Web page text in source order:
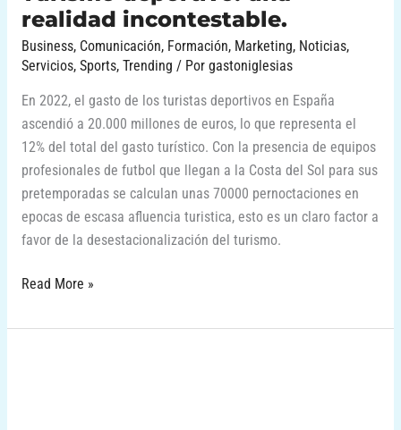
realidad incontestable.
Business, Comunicación, Formación, Marketing, Noticias,
Servicios, Sports, Trending / Por gastoniglesias
En 2022, el gasto de los turistas deportivos en España
ascendió a 20.000 millones de euros, lo que representa el
12% del total del gasto turístico. Con la presencia de equipos
profesionales de futbol que llegan a la Costa del Sol para sus
pretemporadas se calculan unas 70000 pernoctaciones en
epocas de escasa afluencia turistica, esto es un claro factor a
favor de la desestacionalización del turismo.
Read More »